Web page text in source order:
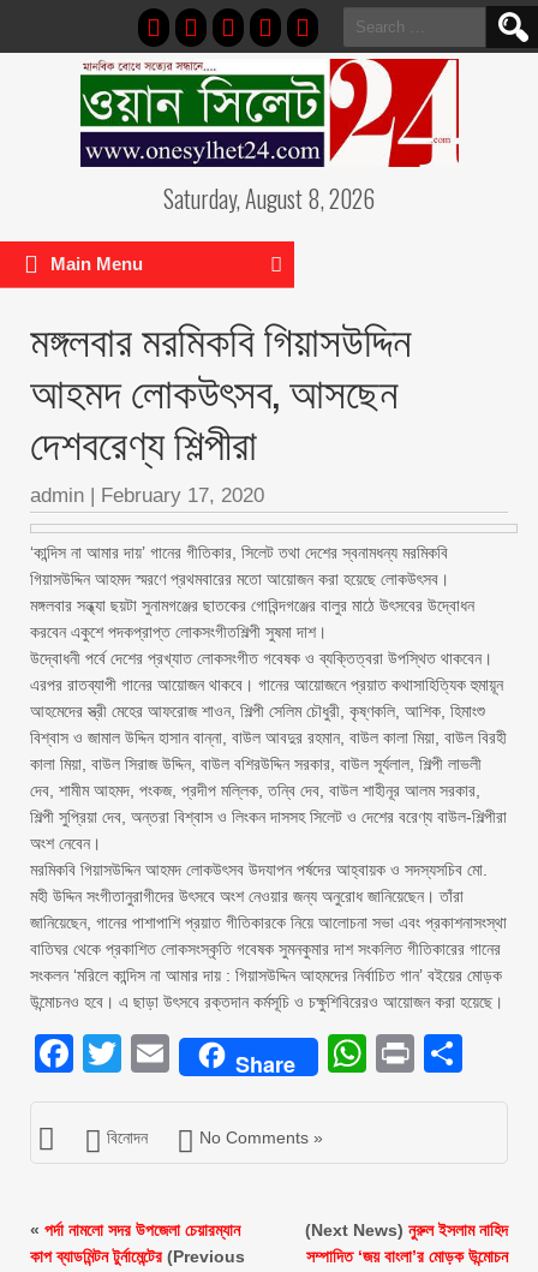
Search
for:
Saturday, August 8, 2026
Main Menu
মঙ্গলবার মরমিকবি গিয়াসউদ্দিন
আহমদ লোকউৎসব, আসছেন
দেশবরেণ্য শিল্পীরা
admin | February 17, 2020
‘কান্দিস না আমার দায়’ গানের গীতিকার, সিলেট তথা দেশের স্বনামধন্য মরমিকবি
গিয়াসউদ্দিন আহমদ স্মরণে প্রথমবারের মতো আয়োজন করা হয়েছে লোকউৎসব।
মঙ্গলবার সন্ধ্যা ছয়টা সুনামগঞ্জের ছাতকের গোবিন্দগঞ্জের বালুর মাঠে উৎসবের উদ্বোধন
করবেন একুশে পদকপ্রাপ্ত লোকসংগীতশিল্পী সুষমা দাশ।
উদ্বোধনী পর্বে দেশের প্রখ্যাত লোকসংগীত গবেষক ও ব্যক্তিত্বরা উপস্থিত থাকবেন।
এরপর রাতব্যাপী গানের আয়োজন থাকবে। গানের আয়োজনে প্রয়াত কথাসাহিত্যিক হুমায়ূন
আহমেদের স্ত্রী মেহের আফরোজ শাওন, শিল্পী সেলিম চৌধুরী, কৃষ্ণকলি, আশিক, হিমাংশু
বিশ্বাস ও জামাল উদ্দিন হাসান বান্না, বাউল আবদুর রহমান, বাউল কালা মিয়া, বাউল বিরহী
কালা মিয়া, বাউল সিরাজ উদ্দিন, বাউল বশিরউদ্দিন সরকার, বাউল সূর্যলাল, শিল্পী লাভলী
দেব, শামীম আহমদ, পংকজ, প্রদীপ মল্লিক, তন্বি দেব, বাউল শাহীনূর আলম সরকার,
শিল্পী সুপ্রিয়া দেব, অন্তরা বিশ্বাস ও লিংকন দাসসহ সিলেট ও দেশের বরেণ্য বাউল-শিল্পীরা
অংশ নেবেন।
মরমিকবি গিয়াসউদ্দিন আহমদ লোকউৎসব উদযাপন পর্ষদের আহ্বায়ক ও সদস্যসচিব মো.
মহী উদ্দিন সংগীতানুরাগীদের উৎসবে অংশ নেওয়ার জন্য অনুরোধ জানিয়েছেন। তাঁরা
জানিয়েছেন, গানের পাশাপাশি প্রয়াত গীতিকারকে নিয়ে আলোচনা সভা এবং প্রকাশনাসংস্থা
বাতিঘর থেকে প্রকাশিত লোকসংস্কৃতি গবেষক সুমনকুমার দাশ সংকলিত গীতিকারের গানের
সংকলন ‘মরিলে কান্দিস না আমার দায় : গিয়াসউদ্দিন আহমদের নির্বাচিত গান’ বইয়ের মোড়ক
উন্মোচনও হবে। এ ছাড়া উৎসবে রক্তদান কর্মসূচি ও চক্ষুশিবিরেরও আয়োজন করা হয়েছে।
Facebook
Twitter
EmailShare Print
বিনোদন No Comments »
« পর্দা নামলো সদর উপজেলা চেয়ারম্যান
কাপ ব্যাডমিন্টন টুর্নামেন্টের(Previous
(Next News) নুরুল ইসলাম নাহিদ
সম্পাদিত ‘জয় বাংলা’র মোড়ক উন্মোচন